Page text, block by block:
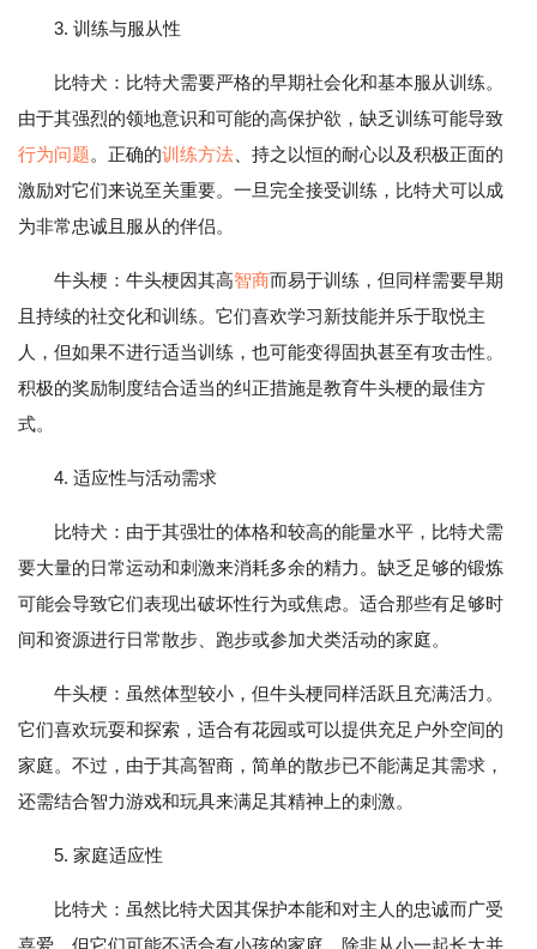
3. 训练与服从性
比特犬：比特犬需要严格的早期社会化和基本服从训练。
由于其强烈的领地意识和可能的高保护欲，缺乏训练可能导致
行为问题。正确的训练方法 、持之以恒的耐心以及积极正面的
激励对它们来说至关重要。一旦完全接受训练，比特犬可以成
为非常忠诚且服从的伴侣。
牛头梗：牛头梗因其高智商而易于训练，但同样需要早期
且持续的社交化和训练。它们喜欢学习新技能并乐于取悦主
人，但如果不进行适当训练，也可能变得固执甚至有攻击性。
积极的奖励制度结合适当的纠正措施是教育牛头梗的最佳方
式。
4. 适应性与活动需求
比特犬：由于其强壮的体格和较高的能量水平，比特犬需
要大量的日常运动和刺激来消耗多余的精力。缺乏足够的锻炼
可能会导致它们表现出破坏性行为或焦虑。适合那些有足够时
间和资源进行日常散步、跑步或参加犬类活动的家庭。
牛头梗：虽然体型较小，但牛头梗同样活跃且充满活力。
它们喜欢玩耍和探索，适合有花园或可以提供充足户外空间的
家庭。不过，由于其高智商，简单的散步已不能满足其需求，
还需结合智力游戏和玩具来满足其精神上的刺激。
5. 家庭适应性
比特犬：虽然比特犬因其保护本能和对主人的忠诚而广受
喜爱，但它们可能不适合有小孩的家庭，除非从小一起长大并